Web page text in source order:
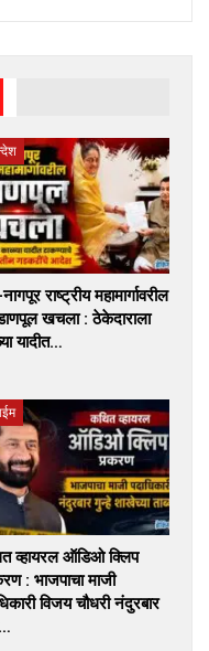
राष्ट्रीय महामार्गावरील
खचला : ठेकेदाराला
यादीत…
व्हायरल ऑडिओ क्लिप
: भाजपाचा माजी
विजय चौधरी नंदुरबार